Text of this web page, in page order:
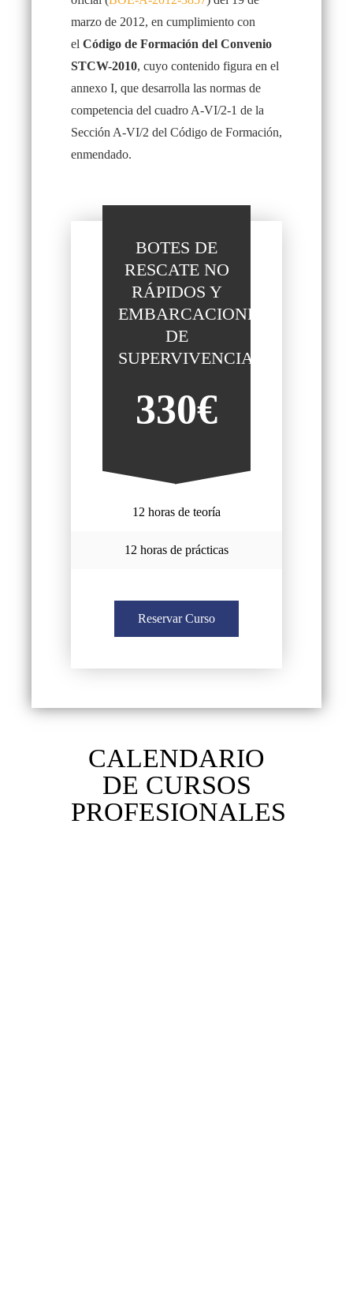
marzo de 2012, en cumplimiento con
el Código de Formación del Convenio
STCW-2010, cuyo contenido figura en el
annexo I, que desarrolla las normas de
competencia del cuadro A-VI/2-1 de la
Sección A-VI/2 del Código de Formación,
enmendado.
BOTES DE
RESCATE NO
RÁPIDOS Y
EMBARCACIONES
DE
SUPERVIVENCIA
330€
12 horas de teoría
12 horas de prácticas
Reservar Curso
CALENDARIO
DE CURSOS
PROFESIONALES